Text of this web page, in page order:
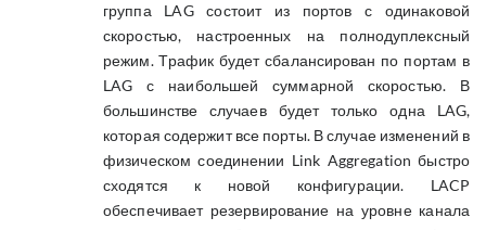
группа LAG состоит из портов с одинаковой
скоростью, настроенных на полнодуплексный
режим. Трафик будет сбалансирован по портам в
LAG с наибольшей суммарной скоростью. В
большинстве случаев будет только одна LAG,
которая содержит все порты. В случае изменений в
физическом соединении Link Aggregation быстро
сходятся к новой конфигурации. LACP
обеспечивает резервирование на уровне канала